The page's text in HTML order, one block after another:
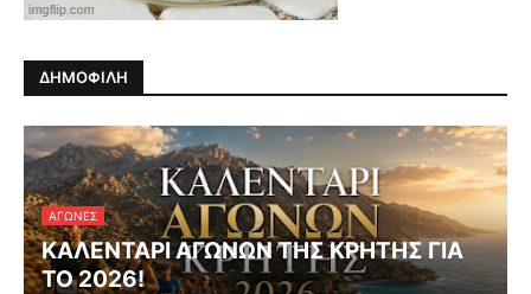
ΔΗΜΟΦΙΛΗ
ΑΓΏΝΕΣ
ΚΑΛΕΝΤΑΡΙ ΑΓΩΝΩΝ ΤΗΣ ΚΡΗΤΗΣ ΓΙΑ
ΤΟ 2026!